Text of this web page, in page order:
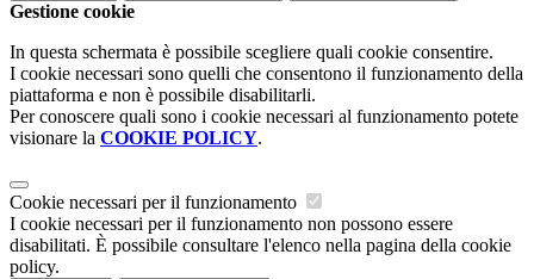
Gestione cookie
In questa schermata è possibile scegliere quali cookie consentire.
I cookie necessari sono quelli che consentono il funzionamento della
piattaforma e non è possibile disabilitarli.
Per conoscere quali sono i cookie necessari al funzionamento potete
visionare la COOKIE POLICY.
Cookie necessari per il funzionamento
I cookie necessari per il funzionamento non possono essere
disabilitati. È possibile consultare l'elenco nella pagina della cookie
policy.